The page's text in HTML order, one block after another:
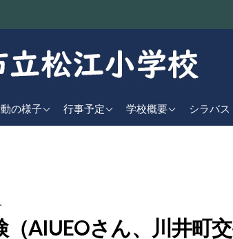
の様子 行事予定
直近の行事予定学校概要
学校基本情報
児童数
シラバス
AIUEOさん、川井町交